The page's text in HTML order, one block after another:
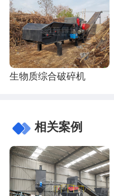
生物质综合破碎机
相关案例